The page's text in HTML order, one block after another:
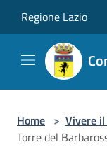
Regione Lazio
Home > Vivere
Torre del